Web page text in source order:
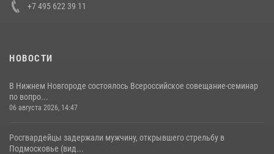
+7 495 622 39 11
НОВОСТИ
В Нижнем Новгороде состоялось Всероссийское совещание-семинар
по вопро...
06 августа 2026, 14:47
Росгвардейцы задержали мужчину, открывшего стрельбу в
Подмосковье (вид...